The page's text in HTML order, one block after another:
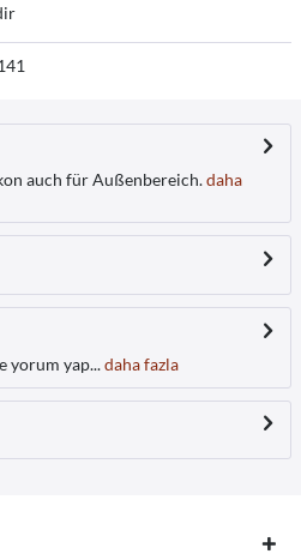
auch für Außenbereich.daha
yorum yap...daha fazla